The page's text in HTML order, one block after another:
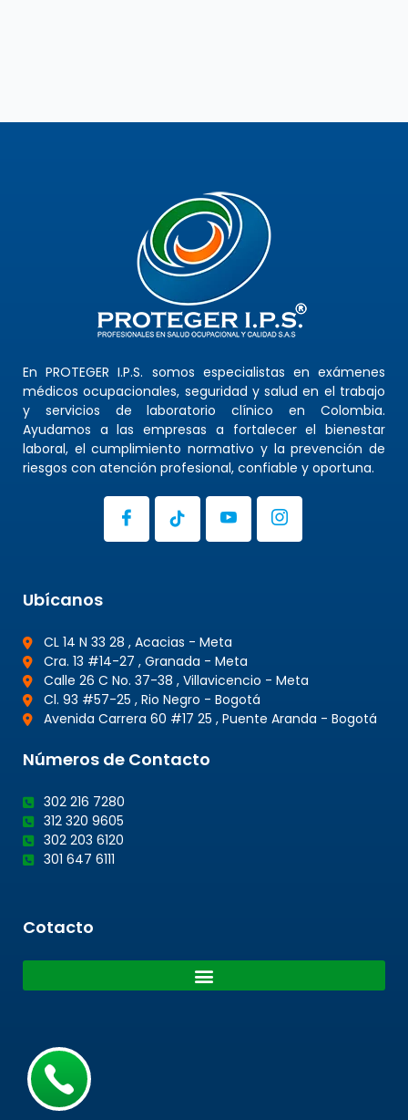
En PROTEGER I.P.S. somos especialistas en exámenes
médicos ocupacionales, seguridad y salud en el trabajo
y servicios de laboratorio clínico en Colombia.
Ayudamos a las empresas a fortalecer el bienestar
laboral, el cumplimiento normativo y la prevención de
riesgos con atención profesional, confiable y oportuna.
Ubícanos
CL 14 N 33 28 , Acacias - Meta
Cra. 13 #14-27 , Granada - Meta
Calle 26 C No. 37-38 , Villavicencio - Meta
Cl. 93 #57-25 , Rio Negro - Bogotá
Avenida Carrera 60 #17 25 , Puente Aranda - Bogotá
Números de Contacto
302 216 7280
312 320 9605
302 203 6120
301 647 6111
Cotacto